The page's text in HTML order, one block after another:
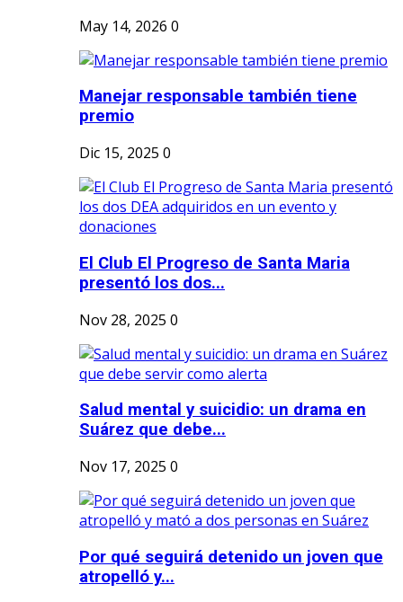
May 14, 2026 0
Manejar responsable también tiene
premio
Dic 15, 2025 0
El Club El Progreso de Santa Maria
presentó los dos...
Nov 28, 2025 0
Salud mental y suicidio: un drama en
Suárez que debe...
Nov 17, 2025 0
Por qué seguirá detenido un joven que
atropelló y...